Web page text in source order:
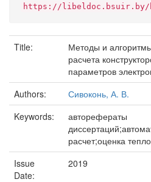
https://libeldoc.bsuir.by/
Title:
Методы и
расчета
параметров
Authors:
Сивоконь, А. В.
Keywords:
авторефераты
расчет;оценка
Issue
Date:
2019